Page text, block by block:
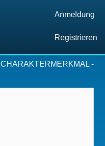
Anmeldung
Registrieren
CHARAKTERMERKMAL -